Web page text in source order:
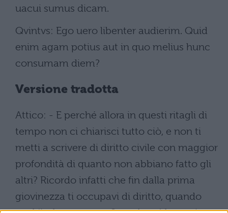
uacui sumus dicam.
Qvintvs: Ego uero libenter audierim. Quid
enim agam potius aut in quo melius hunc
consumam diem?
Versione tradotta
Attico: - E perché allora in questi ritagli di
tempo non ci chiarisci tutto ciò, e non ti
metti a scrivere di diritto civile con maggior
profondità di quanto non abbiano fatto gli
altri? Ricordo infatti che fin dalla prima
giovinezza ti occupavi di diritto, quando